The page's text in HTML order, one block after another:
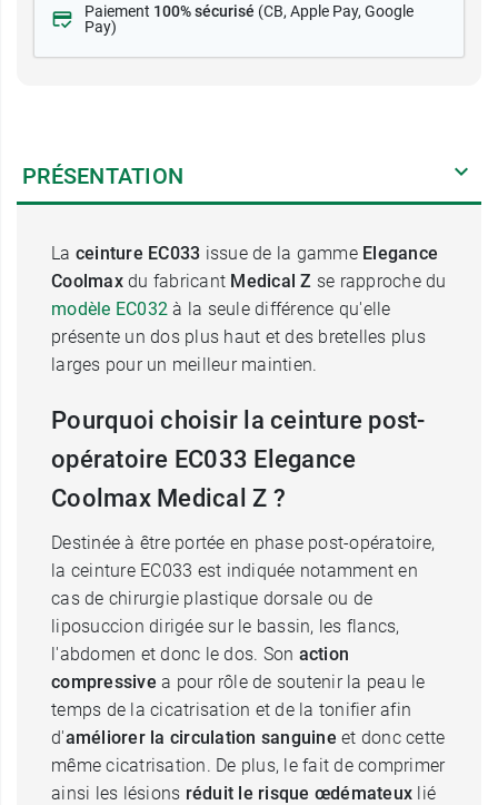
Paiement 100% sécurisé (CB, Apple Pay, Google
Pay)
PRÉSENTATION
La ceinture EC033 issue de la gamme Elegance
Coolmaxdu fabricant Medical Z se rapproche du
modèle EC032 à la seule différence qu'elle
présente un dos plus haut et des bretelles plus
larges pour un meilleur maintien.
Pourquoi choisir la ceinture post-
opératoire EC033 Elegance
Coolmax Medical Z ?
Destinée à être portée en phase post-opératoire,
la ceinture EC033 est indiquée notamment en
cas de chirurgie plastique dorsale ou de
liposuccion dirigée sur le bassin, les flancs,
l'abdomen et donc le dos. Son action
compressive a pour rôle de soutenir la peau le
temps de la cicatrisation et de la tonifier afin
d'améliorer la circulation sanguine et donc cette
même cicatrisation. De plus, le fait de comprimer
ainsi les lésions réduit le risque œdémateux lié